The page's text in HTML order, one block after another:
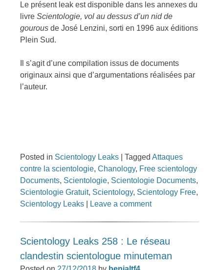
Le présent leak est disponible dans les annexes du
livreScientologie, vol au dessus d’un nid de
gourous de José Lenzini, sorti en 1996 aux éditions
Plein Sud.
Il s’agit d’une compilation issus de documents
originaux ainsi que d’argumentations réalisées par
l’auteur.
Posted in Scientology Leaks |TaggedAttaques
contre la scientologie,Chanology, Free scientology
Documents, Scientologie, Scientologie Documents,
Scientologie Gratuit, Scientology, Scientology Free,
Scientology Leaks
Leave a comment
Scientology Leaks 258 : Le réseau
clandestin scientologue minuteman